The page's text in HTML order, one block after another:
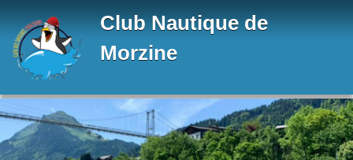
Club Nautique de
Morzine